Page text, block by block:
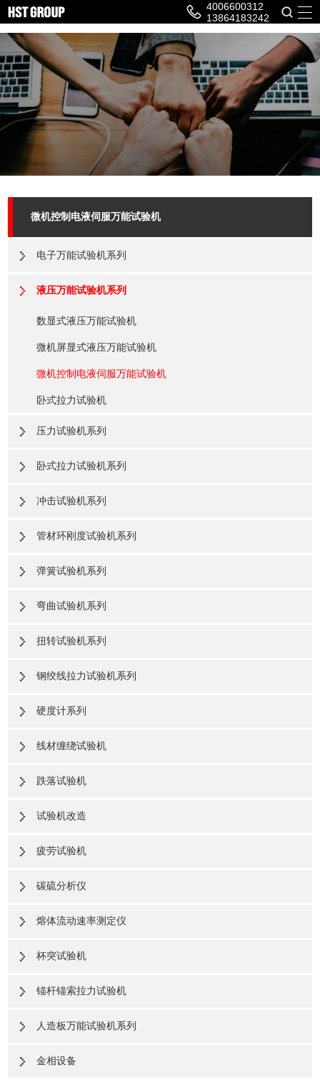
4006600312
13864183242
微机控制电液伺服万能试验机
电子万能试验机系列
液压万能试验机系列
数显式液压万能试验机
微机屏显式液压万能试验机
微机控制电液伺服万能试验机
卧式拉力试验机
压力试验机系列
卧式拉力试验机系列
冲击试验机系列
管材环刚度试验机系列
弹簧试验机系列
弯曲试验机系列
扭转试验机系列
钢绞线拉力试验机系列
硬度计系列
线材缠绕试验机
跌落试验机
试验机改造
疲劳试验机
碳硫分析仪
熔体流动速率测定仪
杯突试验机
锚杆锚索拉力试验机
人造板万能试验机系列
金相设备